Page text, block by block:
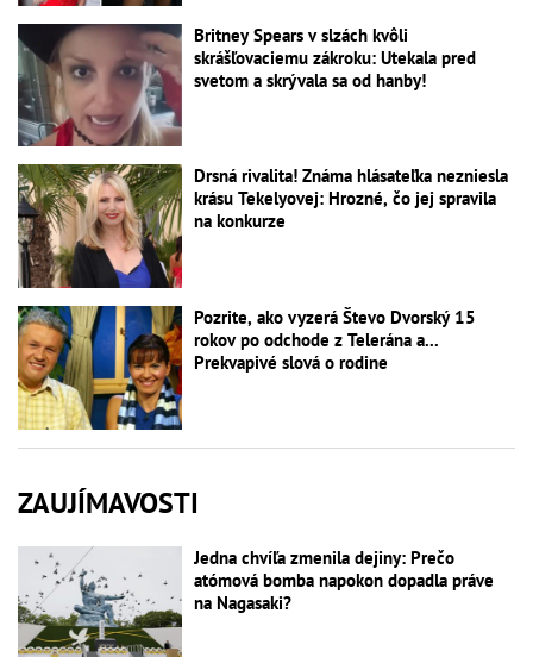
Britney Spears v slzách kvôli
skrášľovaciemu zákroku: Utekala pred
svetom a skrývala sa od hanby!
Drsná rivalita! Známa hlásateľka nezniesla
krásu Tekelyovej: Hrozné, čo jej spravila
na konkurze
Pozrite, ako vyzerá Števo Dvorský 15
rokov po odchode z Telerána a...
Prekvapivé slová o rodine
ZAUJÍMAVOSTI
Jedna chvíľa zmenila dejiny: Prečo
atómová bomba napokon dopadla práve
na Nagasaki?